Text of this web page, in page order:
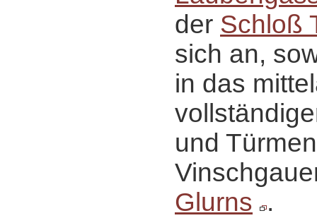
der Schloß
sich an,
in das
und
Glurns .